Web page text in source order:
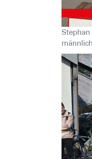
Stephan
männlich